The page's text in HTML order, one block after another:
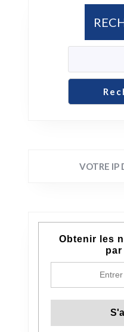
VOTRE IP
Obtenir les
par